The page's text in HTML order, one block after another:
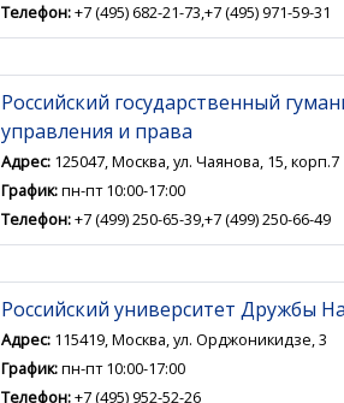
Телефон:+7 (495) 682-21-73,+7 (495) 971-59-31
Российский государственный
управления и права
Адрес: 125047, Москва, ул. Чаянова, 15, корп.7
График:пн-пт 10:00-17:00
Телефон:+7 (499) 250-65-39,+7 (499) 250-66-49
Российский университет Дружбы
Адрес: 115419, Москва, ул. Орджоникидзе, 3
График:пн-пт 10:00-17:00
Телефон:+7 (495) 952-52-26